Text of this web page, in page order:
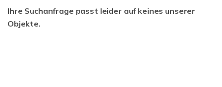
Ihre Suchanfrage passt leider auf keines unserer
Objekte.